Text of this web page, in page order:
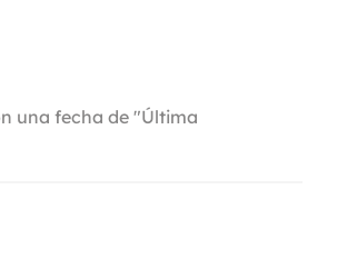
una fecha de "Última